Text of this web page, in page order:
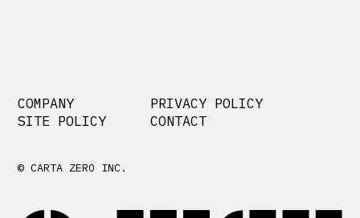
COMPANY
PRIVACY POLICY
SITE POLICY
CONTACT
© CARTA ZERO INC.